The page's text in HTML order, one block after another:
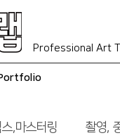
Professional Art
,마스터링 촬영,